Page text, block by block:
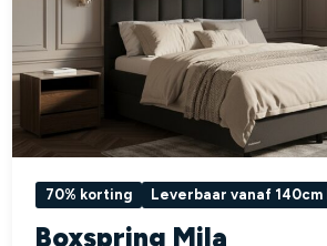
70% korting Leverbaar vanaf 140cm
Boxspring Mila